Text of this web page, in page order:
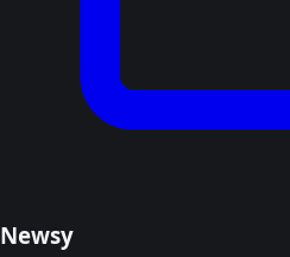
Newsy